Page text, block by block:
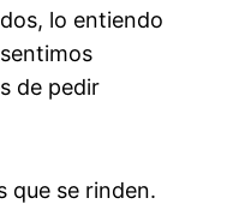
lo entiendo
de pedir
que se rinden.